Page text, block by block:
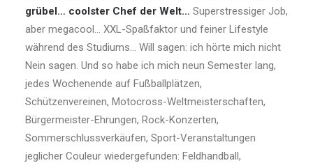
grübel… coolster Chef der Welt… Superstressiger Job,
aber megacool… XXL-Spaßfaktor und feiner Lifestyle
während des Studiums… Will sagen: ich hörte mich nicht
Nein sagen. Und so habe ich mich neun Semester lang,
jedes Wochenende auf Fußballplätzen,
Schützenvereinen, Motocross-Weltmeisterschaften,
Bürgermeister-Ehrungen, Rock-Konzerten,
Sommerschlussverkäufen, Sport-Veranstaltungen
jeglicher Couleur wiedergefunden: Feldhandball,